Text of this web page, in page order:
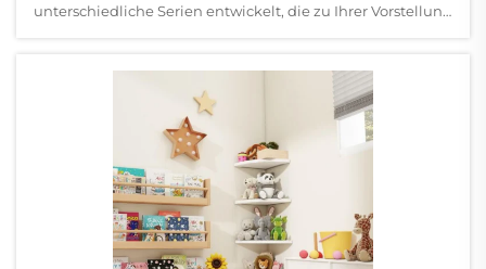
unterschiedliche Serien entwickelt, die zu Ihrer Vorstellung